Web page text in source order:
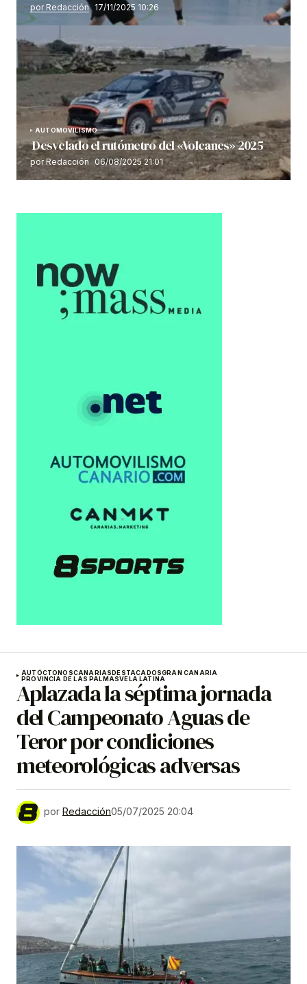
por Redacción 17/11/2025 10:26
AUTOMOVILISMO
Desvelado el rutómetro del «Volcanes» 2025
por Redacción 06/08/2025 21:01
AUTÓCTONOSCANARIASDESTACADOSGRAN CANARIA
PROVINCIA DE LAS PALMASVELA LATINA
Aplazada la séptima jornada
del Campeonato Aguas de
Teror por condiciones
meteorológicas adversas
por Redacción05/07/2025 20:04